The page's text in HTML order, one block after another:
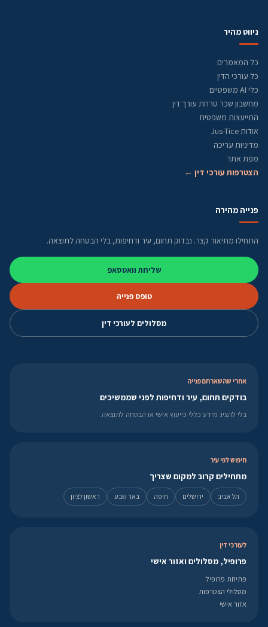
ניווט מהיר
כל המאמרים
כל עורכי הדין
כלי AI משפטיים
מחשבון שכר טרחת עורך דין
התייעצות משפטית
אודות Jus-Tice
מדיניות עריכה
מפת אתר
הצטרפות עורכי דין ←
פנייה מהירה
התחילו מתיאור קצר. נבדוק תחום, עיר ודחיפות, בלי הבטחה לתוצאה.
שליחת וואטסאפ
טופס פנייה
מסלולים לעורכי דין
אחרי שהשארתם פנייה
בודקים תחום, עיר ודחיפות לפני שממשיכים
בלי להציג מידע כללי כייעוץ אישי או הבטחה לתוצאה.
חיפוש לפי עיר
מתחילים קרוב למקום שצריך
תל אביב ירושלים חיפה באר שבע ראשון לציון
לעורכי דין
פרופיל, מסלולים ואזור אישי
פתיחת פרופיל
מסלולי הצטרפות
אזור אישי